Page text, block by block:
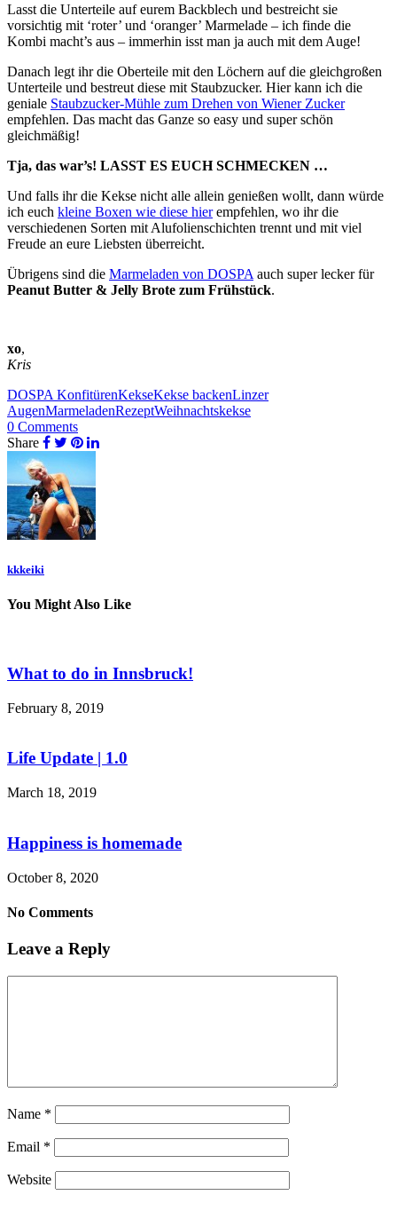
Lasst die Unterteile auf eurem Backblech und bestreicht sie
vorsichtig mit ‘roter’ und ‘oranger’ Marmelade – ich finde die
Kombi macht’s aus – immerhin isst man ja auch mit dem Auge!
Danach legt ihr die Oberteile mit den Löchern auf die gleichgroßen
Unterteile und bestreut diese mit Staubzucker. Hier kann ich die
geniale Staubzucker-Mühle zum Drehen von Wiener Zucker
empfehlen. Das macht das Ganze so easy und super schön
gleichmäßig!
Tja, das war’s! LASST ES EUCH SCHMECKEN …
Und falls ihr die Kekse nicht alle allein genießen wollt, dann würde
ich euch kleine Boxen wie diese hierempfehlen, wo ihr die
verschiedenen Sorten mit Alufolienschichten trennt und mit viel
Freude an eure Liebsten überreicht.
Übrigens sind die Marmeladen von DOSPA auch super lecker für
Peanut Butter & Jelly Brote zum Frühstück.
xo,
Kris
DOSPA KonfitürenKekseKekse backenLinzer
AugenMarmeladenRezeptWeihnachtskekse
0 Comments
Share
kkkeiki
You Might Also Like
What to do in Innsbruck!
February 8, 2019
Life Update | 1.0
March 18, 2019
Happiness is homemade
October 8, 2020
No Comments
Leave a Reply
Name *
Email *
Website